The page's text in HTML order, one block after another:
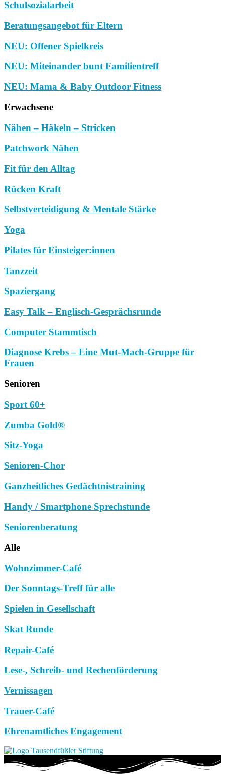
Schulsozialarbeit
Beratungsangebot für Eltern
NEU: Offener Spielkreis
NEU: Miteinander bunt Familientreff
NEU: Mama & Baby Outdoor Fitness
Erwachsene
Nähen – Häkeln – Stricken
Patchwork Nähen
Fit für den Alltag
Rücken Kraft
Selbstverteidigung & Mentale Stärke
Yoga
Pilates für Einsteiger:innen
Tanzzeit
Spaziergang
Easy Talk – Englisch-Gesprächsrunde
Computer Stammtisch
Diagnose Krebs – Eine Mut-Mach-Gruppe für
Frauen
Senioren
Sport 60+
Zumba Gold®
Sitz-Yoga
Senioren-Chor
Ganzheitliches Gedächtnistraining
Handy / Smartphone Sprechstunde
Seniorenberatung
Alle
Wohnzimmer-Café
Der Sonntags-Treff für alle
Spielen in Gesellschaft
Skat Runde
Repair-Café
Lese-, Schreib- und Rechenförderung
Vernissagen
Trauer-Café
Ehrenamtliches Engagement